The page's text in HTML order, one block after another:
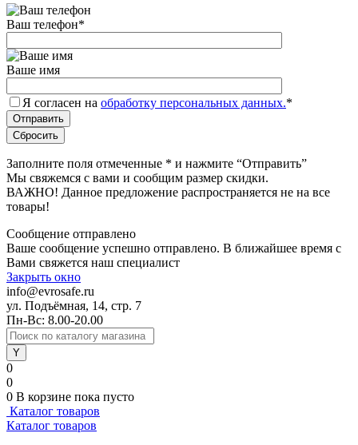
Ваш телефон*
Ваше имя
Я согласен на обработку персональных данных.*
Заполните поля отмеченные * и нажмите “Отправить”
Мы свяжемся с вами и сообщим размер скидки.
ВАЖНО! Данное предложение распространяется не на все
товары!
Сообщение отправлено
Ваше сообщение успешно отправлено. В ближайшее время с
Вами свяжется наш специалист
Закрыть окно
info@evrosafe.ru
ул. Подъёмная, 14, стр. 7
Пн-Вс: 8.00-20.00
0
0
0 В корзине пока пусто
Каталог товаров
Каталог товаров